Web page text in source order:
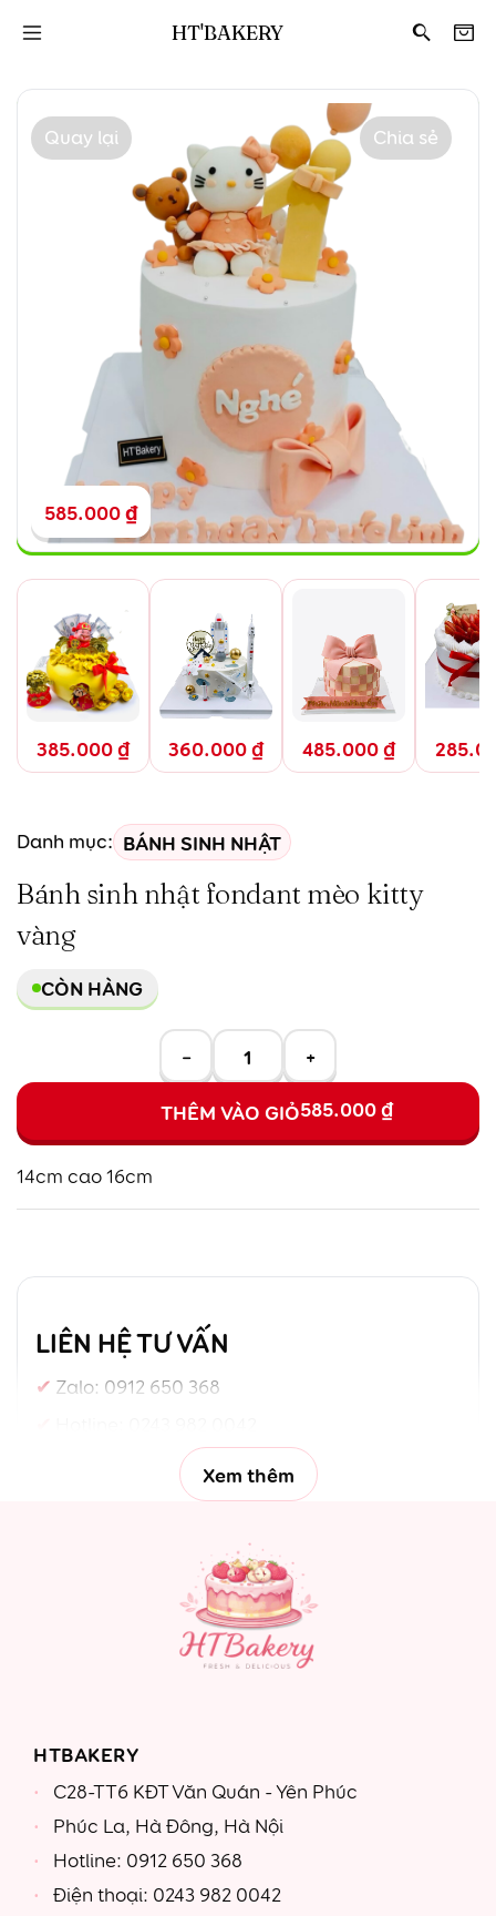
585.000₫
Quay lại Chia sẻ
385.000₫ 360.000₫ 485.000₫
Danh mục: BÁNH SINH NHẬT
Bánh sinh nhật fondant mèo kitty
vàng
CÒN HÀNG
−
+
THÊM VÀO GIỎ585.000₫
14cm cao 16cm
LIÊN HỆ TƯ VẤN
Zalo: 0912 650 368
Xem thêm
HT'BAKERY
HTBAKERY
C28-TT6 KĐT Văn Quán - Yên Phúc
Phúc La, Hà Đông, Hà Nội
Hotline: 0912 650 368
Điện thoại: 0243 982 0042